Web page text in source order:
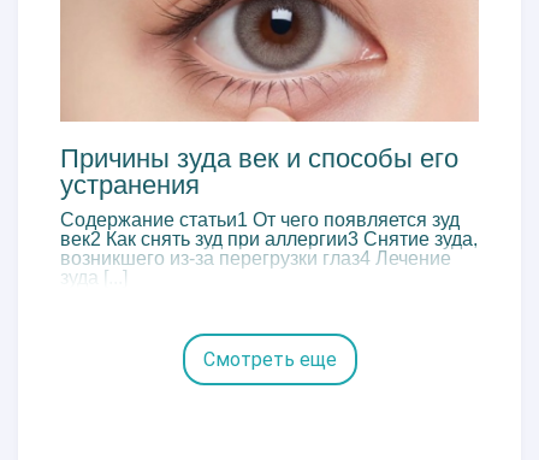
Причины зуда век и способы его
устранения
Содержание статьи1 От чего появляется зуд
век2 Как снять зуд при аллергии3 Снятие зуда,
возникшего из-за перегрузки глаз4 Лечение
зуда [...]
Смотреть еще